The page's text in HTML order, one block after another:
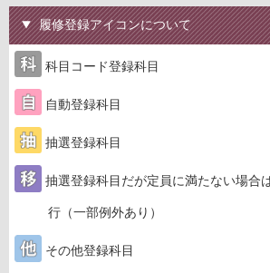
履修登録アイコンについて
科目コード登録科目
自動登録科目
抽選登録科目
抽選登録科目だが定員に満たない場合
行（一部例外あり）
その他登録科目